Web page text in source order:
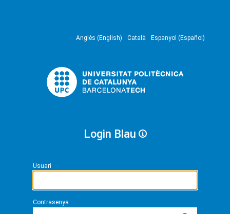
Anglès (English) Català Espanyol (Español)
Login Blau
Usuari
Contrasenya